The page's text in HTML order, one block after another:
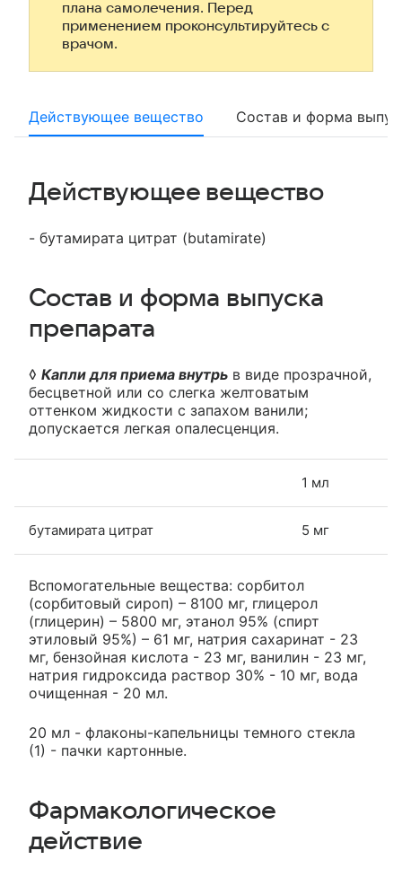
плана самолечения. Перед
применением проконсультируйтесь с
врачом.
Действующее вещество Состав и форма
Действующее вещество
- бутамирата цитрат (butamirate)
Состав и форма выпуска
препарата
◊ Капли для приема внутрь в виде прозрачной,
бесцветной или со слегка желтоватым
оттенком жидкости с запахом ванили;
допускается легкая опалесценция.
1 мл
бутамирата цитрат 5 мг
Вспомогательные вещества: сорбитол
(сорбитовый сироп) – 8100 мг, глицерол
(глицерин) – 5800 мг, этанол 95% (спирт
этиловый 95%) – 61 мг, натрия сахаринат - 23
мг, бензойная кислота - 23 мг, ванилин - 23 мг,
натрия гидроксида раствор 30% - 10 мг, вода
очищенная - 20 мл.
20 мл - флаконы-капельницы темного стекла
(1) - пачки картонные.
Фармакологическое
действие